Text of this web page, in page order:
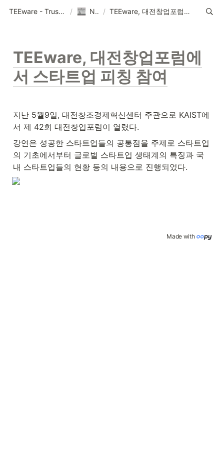
TEEware - Trustworthy Security Solution Provider / News / TEEware, 대전창업포럼에서 스타트업 피칭 참여
TEEware, 대전창업포럼에
서 스타트업 피칭 참여
지난 5월9일, 대전창조경제혁신센터 주관으로 KAIST에
서 제 42회 대전창업포럼이 열렸다.
강연은 성공한 스타트업들의 공통점을 주제로 스타트업
의 기초에서부터 글로벌 스타트업 생태계의 특징과 국
내 스타트업들의 현황 등의 내용으로 진행되었다.
Made with